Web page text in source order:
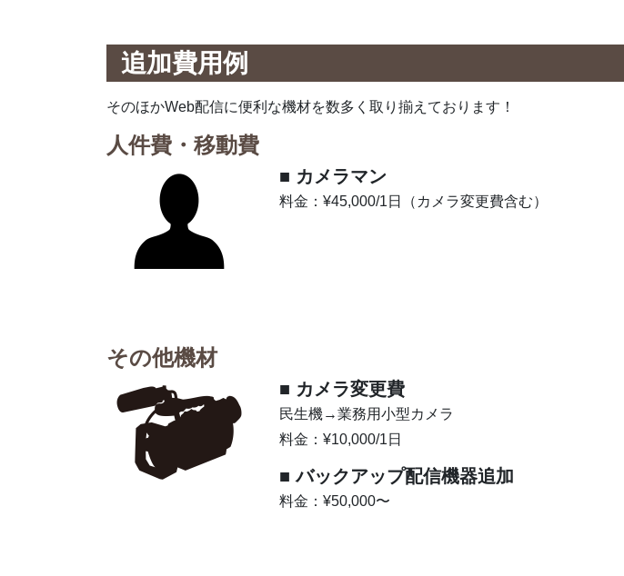
追加費用例
そのほかWeb配信に便利な機材を数多く取り揃えております！
人件費・移動費
■ カメラマン
料金：¥45,000/1日（カメラ変更費含む）
その他機材
■ カメラ変更費
民生機→業務用小型カメラ
料金：¥10,000/1日
■ バックアップ配信機器追加
料金：¥50,000〜